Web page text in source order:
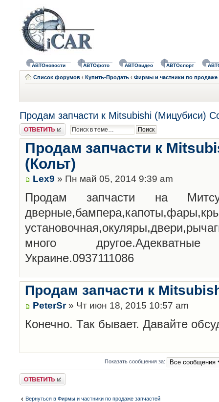
АВТОновости АВТОфото АВТОвидео АВТОспорт
Список форумов ‹ Купить-Продать ‹ Фирмы и частники по продаже
Продам запчасти к Mitsubishi (Мицубиси)
Ответить
Продам запчасти к
(Кольт)
Lex9 » Пн май 05, 2014 9:39 am
Продам запчасти на
много
Украине.0937111086
Продам запчасти к
PeterSr» Чт июн 18, 2015 10:57 am
Конечно. Так бывает. Давайте
Показать сообщения за:
Ответить
Вернуться в Фирмы и частники по продаже запчастей